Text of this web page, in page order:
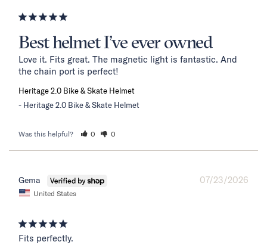
Best helmet I’ve ever owned
Love it. Fits great. The magnetic light is fantastic. And
the chain port is perfect!
Heritage 2.0 Bike & Skate Helmet
Heritage 2.0 Bike & Skate Helmet
Was this helpful? 0 0
07/23/2026
Gema
United States
Fits perfectly.